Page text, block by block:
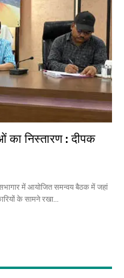
का निस्तारण : दीपक
में आयोजित समन्वय बैठक में जहां
के सामने रखा...